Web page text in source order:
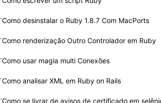
·Como desinstalar o Ruby 1.8.7 Com MacPorts
·Como renderização Outro Controlador em Ruby
·Como usar magia multi Conexões
·Como analisar XML em Ruby on Rails
·